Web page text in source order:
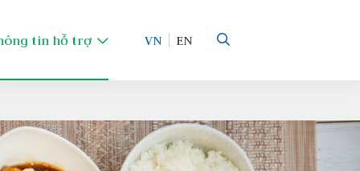
tin hỗ trợ VN EN